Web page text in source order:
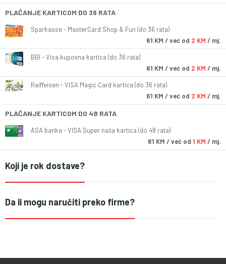
PLAĆANJE KARTICOM DO 36 RATA
Sparkasse - MasterCard Shop & Fun (do 36 rata)
61 KM / već od 2 KM / mj.
BBI - Visa kupovna kartica (do 36 rata)
61 KM / već od 2 KM / mj.
Raiffeisen - VISA Magic Card kartica (do 36 rata)
61 KM / već od 2 KM / mj.
PLAĆANJE KARTICOM DO 48 RATA
ASA banka - VISA Super naša kartica (do 48 rata)
61 KM / već od 1 KM / mj.
Koji je rok dostave?
Da li mogu naručiti preko firme?